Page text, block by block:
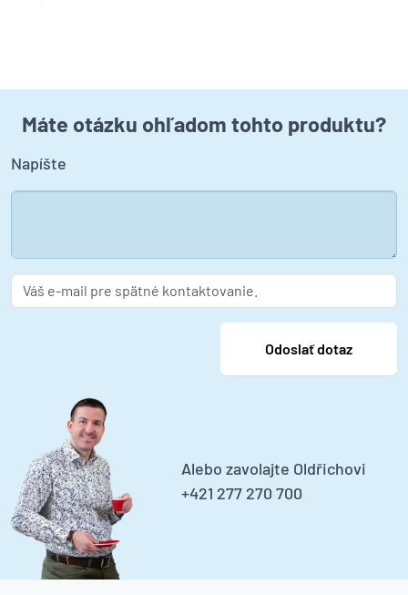
Máte otázku ohľadom tohto produktu?
Alebo zavolajte Oldřichovi
+421 277 270 700
Napíšte